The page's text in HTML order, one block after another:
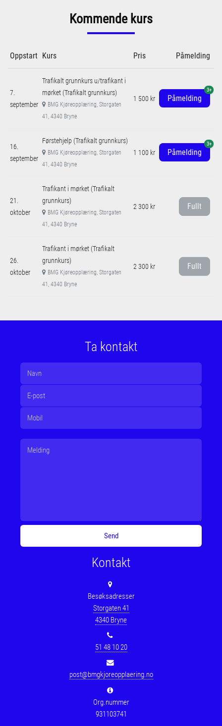
Kommende kurs
Oppstart Kurs Pris Påmelding
7.
september
Trafikalt grunnkurs u/trafikant i
mørket (Trafikalt grunnkurs)
BMG Kjøreopplæring, Storgaten
41, 4340 Bryne
1 500 kr Påmelding
3+
16.
september
Førstehjelp (Trafikalt grunnkurs)
BMG Kjøreopplæring, Storgaten
41, 4340 Bryne
1 100 kr Påmelding
3+
21.
oktober
Trafikant i mørket (Trafikalt
grunnkurs)
BMG Kjøreopplæring, Storgaten
41, 4340 Bryne
2 300 kr Fullt
26.
oktober
Trafikant i mørket (Trafikalt
grunnkurs)
BMG Kjøreopplæring, Storgaten
41, 4340 Bryne
2 300 kr Fullt
Ta kontakt
Kontakt
Besøksadresser
Storgaten 41
4340 Bryne
51 48 10 20
post@bmgkjoreopplaering.no
Org.nummer
931103741